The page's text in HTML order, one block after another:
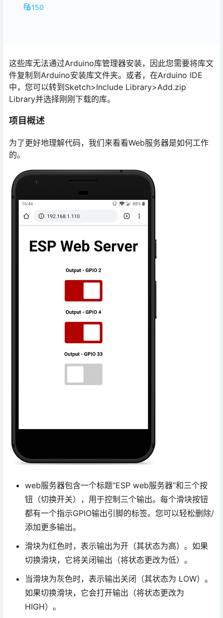
150
这些库无法通过Arduino库管理器安装，因此您需要将库文
件复制到Arduino安装库文件夹。或者，在Arduino IDE
中，您可以转到Sketch>Include Library>Add.zip
Library并选择刚刚下载的库。
项目概述
为了更好地理解代码，我们来看看Web服务器是如何工作
的。
web服务器包含一个标题“ESP web服务器”和三个按
钮（切换开关），用于控制三个输出。每个滑块按钮
都有一个指示GPIO输出引脚的标签。您可以轻松删除/
添加更多输出。
滑块为红色时，表示输出为开（其状态为高）。如果
切换滑块，它将关闭输出（将状态更改为低）。
当滑块为灰色时，表示输出关闭（其状态为 LOW）。
如果切换滑块，它会打开输出（将状态更改为
HIGH）。